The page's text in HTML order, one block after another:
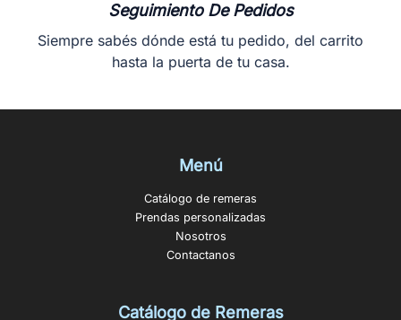
Seguimiento De Pedidos
Siempre sabés dónde está tu pedido, del carrito
hasta la puerta de tu casa.
Menú
Catálogo de remeras
Prendas personalizadas
Nosotros
Contactanos
Catálogo de Remeras